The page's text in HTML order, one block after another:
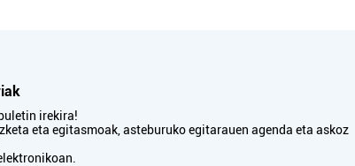
irekira!
eta egitasmoak, asteburuko egitarauen agenda eta askoz